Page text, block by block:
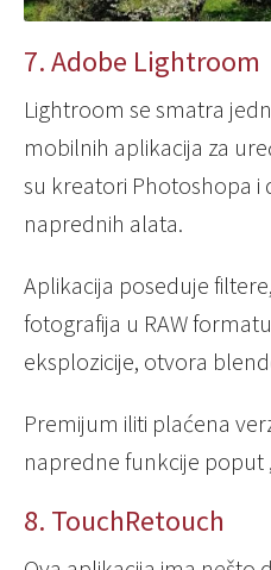
7. Adobe Lightroom
Lightroom se smatra
mobilnih aplikacija za
su kreatori Photoshopa i
naprednih alata.
Aplikacija poseduje
fotografija u RAW
eksplozicije, otvora
Premijum iliti plaćena
napredne funkcije poput
8. TouchRetouch